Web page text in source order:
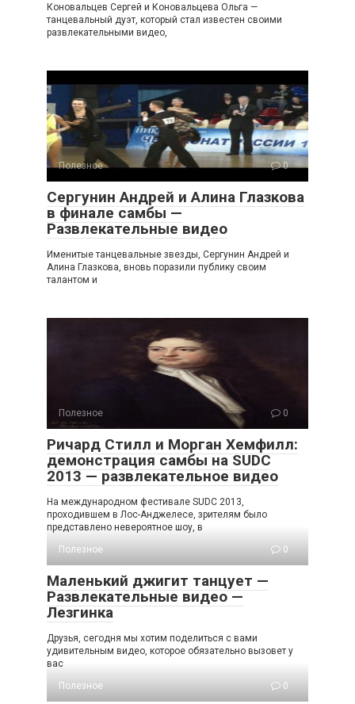
Коновальцев Сергей и Коновальцева Ольга —
танцевальный дуэт, который стал известен своими
развлекательными видео,
Полезное 0
Сергунин Андрей и Алина Глазкова
в финале самбы —
Развлекательные видео
Именитые танцевальные звезды, Сергунин Андрей и
Алина Глазкова, вновь поразили публику своим
талантом и
Полезное 0
Ричард Стилл и Морган Хемфилл:
демонстрация самбы на SUDC
2013 — развлекательное видео
На международном фестивале SUDC 2013,
проходившем в Лос-Анджелесе, зрителям было
представлено невероятное шоу, в
Полезное
0
Маленький джигит танцует —
Развлекательные видео —
Лезгинка
Друзья, сегодня мы хотим поделиться с вами
удивительным видео, которое обязательно вызовет у
вас
Полезное
0